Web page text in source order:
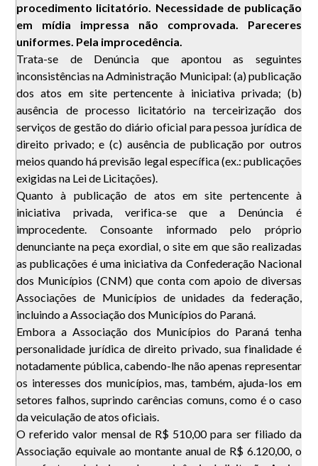
procedimento licitatório. Necessidade de publicação
em mídia impressa não comprovada. Pareceres
uniformes. Pela improcedência.
Trata-se de Denúncia que apontou as seguintes
inconsistências na Administração Municipal: (a) publicação
dos atos em site pertencente à iniciativa privada; (b)
ausência de processo licitatório na terceirização dos
serviços de gestão do diário oficial para pessoa jurídica de
direito privado; e (c) ausência de publicação por outros
meios quando há previsão legal específica (ex.: publicações
exigidas na Lei de Licitações).
Quanto à publicação de atos em site pertencente à
iniciativa privada, verifica-se que a Denúncia é
improcedente. Consoante informado pelo próprio
denunciante na peça exordial, o site em que são realizadas
as publicações é uma iniciativa da Confederação Nacional
dos Municípios (CNM) que conta com apoio de diversas
Associações de Municípios de unidades da federação,
incluindo a Associação dos Municípios do Paraná.
Embora a Associação dos Municípios do Paraná tenha
personalidade jurídica de direito privado, sua finalidade é
notadamente pública, cabendo-lhe não apenas representar
os interesses dos municípios, mas, também, ajuda-los em
setores falhos, suprindo carências comuns, como é o caso
da veiculação de atos oficiais.
O referido valor mensal de R$ 510,00 para ser filiado da
Associação equivale ao montante anual de R$ 6.120,00, o